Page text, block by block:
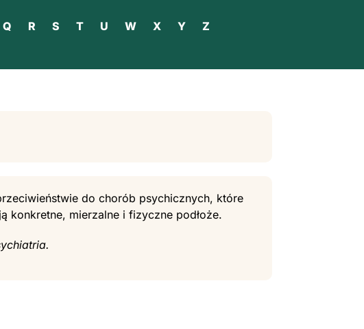
Q R S T U W X Y Z
do chorób psychicznych, które
konkretne, mierzalne i fizyczne podłoże.